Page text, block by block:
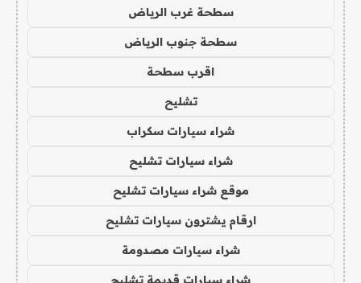
سطحة غرب الرياض
سطحة جنوب الرياض
اقرب سطحة
تشليح
شراء سيارات سكراب
شراء سيارات تشليح
موقع شراء سيارات تشليح
ارقام يشترون سيارات تشليح
شراء سيارات مصدومة
شراء سيارات قديمة تشليح